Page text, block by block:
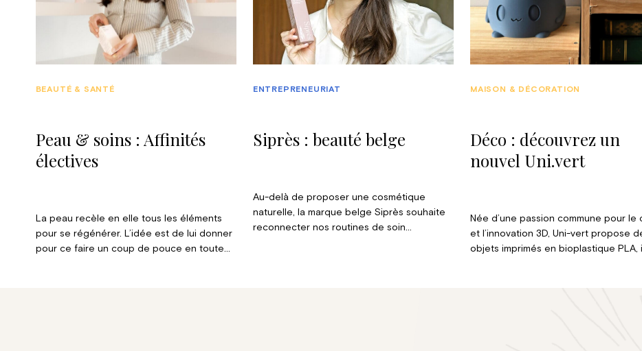
Peau & soins : Affinités
électives
BEAUTÉ & SANTÉ
La peau recèle en elle tous les éléments
pour se régénérer. L’idée est de lui donner
pour ce faire un coup de pouce en toute
Siprès : beauté belge
ENTREPRENEURIAT
Au-delà de proposer une cosmétique
naturelle, la marque belge Siprès souhaite
reconnecter nos routines de soin
Déco : découvrez un
nouvel Uni.vert
MAISON & DÉCORATION
Née d’une passion commune pour le
et l’innovation 3D, Uni-vert propose
objets imprimés en bioplastique PLA,